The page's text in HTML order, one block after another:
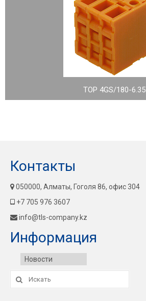
TOP 4GS/180-6.35
Контакты
050000, Алматы, Гоголя 86, офис 304
+7 705 976 3607
info@tls-company.kz
Информация
Новости
Искать: